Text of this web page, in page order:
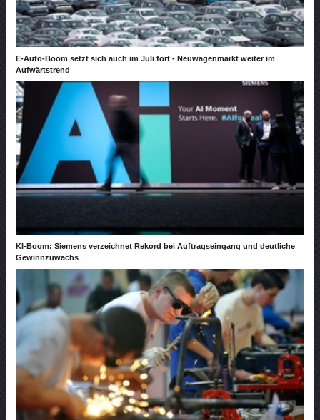
E-Auto-Boom setzt sich auch im Juli fort - Neuwagenmarkt weiter im
Aufwärtstrend
KI-Boom: Siemens verzeichnet Rekord bei Auftragseingang und deutliche
Gewinnzuwachs